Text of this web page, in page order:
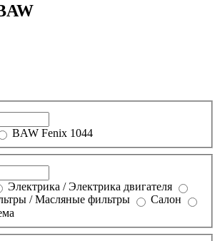
BAW Fenix 1044
Электрика / Электрика двигателя
/ Масляные фильтры
Салон